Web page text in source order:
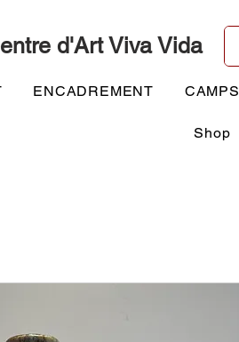
d'Art Viva Vida
ENCADREMENT CAMPS
Shop